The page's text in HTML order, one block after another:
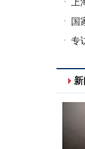
防
输
国
绿
专
新